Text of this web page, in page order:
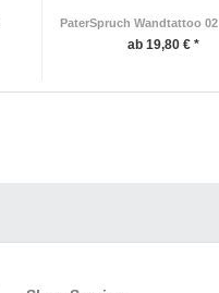
PaterSpruch Wandtattoo
ab 19,80 € *